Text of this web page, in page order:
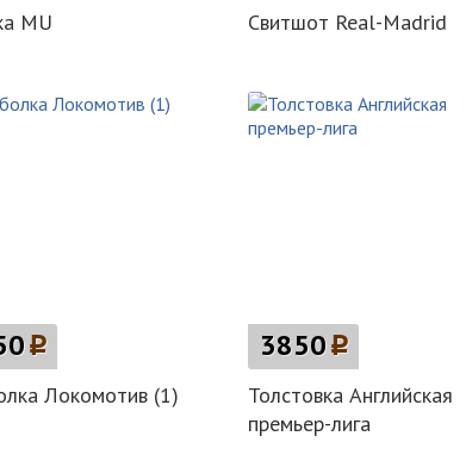
MU Свитшот Real-Madrid
p
Локомотив (1)
3850p
Толстовка Английская
премьер-лига